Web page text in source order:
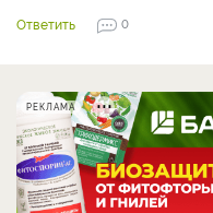
Ответить
0
РЕКЛАМА